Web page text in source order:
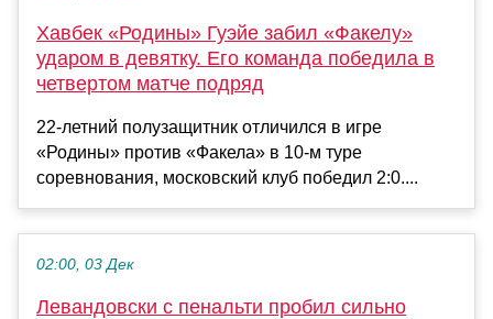
Хавбек «Родины» Гуэйе забил «Факелу»
ударом в девятку. Его команда победила в
четвертом матче подряд
22-летний полузащитник отличился в игре
«Родины» против «Факела» в 10-м туре
соревнования, московский клуб победил 2:0....
02:00, 03 Дек
Левандовски c пенальти пробил сильно